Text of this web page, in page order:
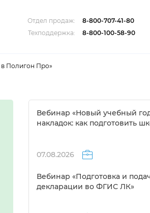
Отдел продаж:
8-800-707-41-80
Техподдержка:
8-800-100-58-90
в Полигон Про»
ебинар «Новый учебный
накладок: как подготовить
07.08.2026
ебинар «Подготовка и
декларации во ФГИС ЛК»